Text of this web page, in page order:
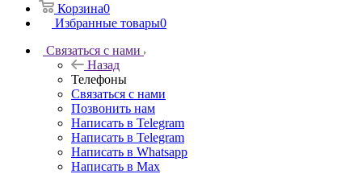
Корзина0
Избранные товары0
Связаться с нами
Назад
Телефоны
Связаться с нами
Позвонить нам
Написать в Telegram
Написать в Telegram
Написать в Whatsapp
Написать в Max